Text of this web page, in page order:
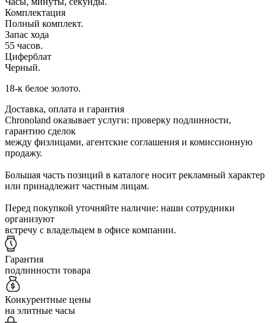
Комплектация
Полный комплект.
Запас хода
55 часов.
Циферблат
Черный.
18-к белое золото.
Доставка, оплата и гарантия
Chronoland оказывает услуги: проверку подлинности,
гарантию сделок
между физлицами, агентские соглашения и комиссионную
продажу.
Большая часть позиций в каталоге носит рекламный характер
или принадлежит частным лицам.
Перед покупкой уточняйте наличие: наши сотрудники
организуют
встречу с владельцем в офисе компании.
Гарантия
подлинности товара
Конкурентные цены
на элитные часы